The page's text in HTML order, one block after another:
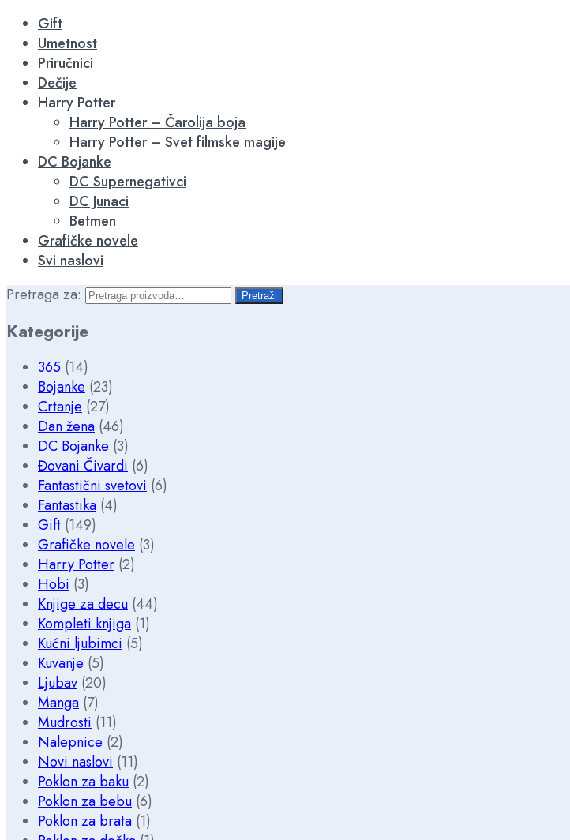
Gift
Umetnost
Priručnici
Dečije
Harry Potter
Harry Potter – Čarolija boja
Harry Potter – Svet filmske magije
DC Bojanke
DC Supernegativci
DC Junaci
Betmen
Grafičke novele
Svi naslovi
Pretraga za:
Pretraži
Kategorije
365 (14)
Bojanke (23)
Crtanje (27)
Dan žena (46)
DC Bojanke (3)
Đovani Čivardi (6)
Fantastični svetovi (6)
Fantastika (4)
Gift (149)
Grafičke novele (3)
Harry Potter (2)
Hobi (3)
Knjige za decu (44)
Kompleti knjiga (1)
Kućni ljubimci (5)
Kuvanje (5)
Ljubav (20)
Manga (7)
Mudrosti (11)
Nalepnice (2)
Novi naslovi (11)
Poklon za baku (2)
Poklon za bebu (6)
Poklon za brata (1)